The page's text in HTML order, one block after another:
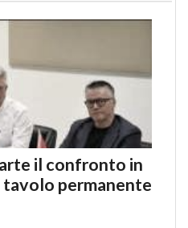
il confronto in
tavolo permanente